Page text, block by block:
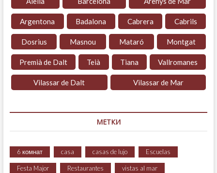
Argentona Badalona Cabrera Cabrils
Dosrius Masnou Mataró Montgat
Premià de Dalt Teià Tiana Vallromanes
Vilassar de Dalt Vilassar de Mar
МЕТКИ
6 комнат casa casas de lujo Escuelas
Festa Major Restaurantes vistas al mar